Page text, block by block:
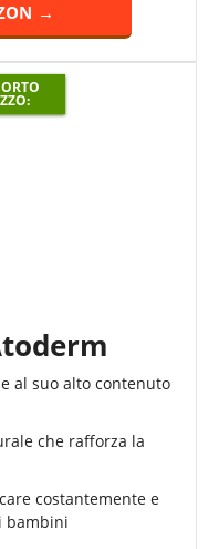
→
al suo alto contenuto
che rafforza la
costantemente e
bambini